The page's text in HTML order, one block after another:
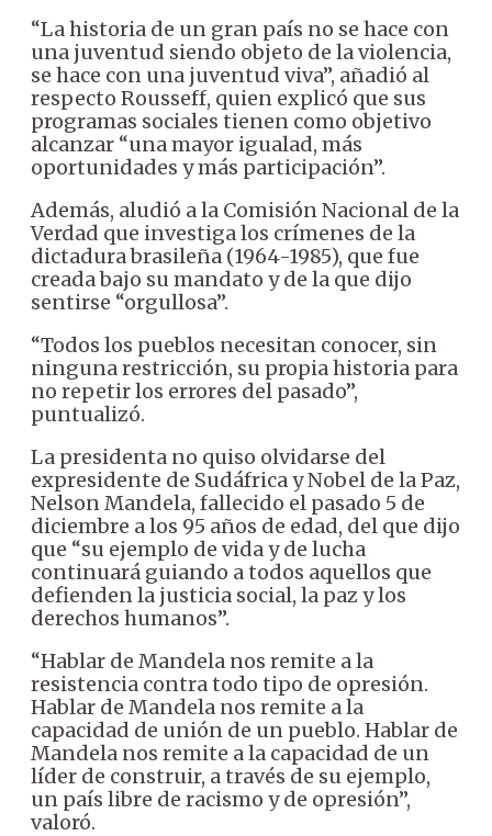
“La historia de un gran país no se hace con
una juventud siendo objeto de la violencia,
se hace con una juventud viva”, añadió al
respecto Rousseff, quien explicó que sus
programas sociales tienen como objetivo
alcanzar “una mayor igualad, más
oportunidades y más participación”.
Además, aludió a la Comisión Nacional de la
Verdad que investiga los crímenes de la
dictadura brasileña (1964-1985), que fue
creada bajo su mandato y de la que dijo
sentirse “orgullosa”.
“Todos los pueblos necesitan conocer, sin
ninguna restricción, su propia historia para
no repetir los errores del pasado”,
puntualizó.
La presidenta no quiso olvidarse del
expresidente de Sudáfrica y Nobel de la Paz,
Nelson Mandela, fallecido el pasado 5 de
diciembre a los 95 años de edad, del que dijo
que “su ejemplo de vida y de lucha
continuará guiando a todos aquellos que
defienden la justicia social, la paz y los
derechos humanos”.
“Hablar de Mandela nos remite a la
resistencia contra todo tipo de opresión.
Hablar de Mandela nos remite a la
capacidad de unión de un pueblo. Hablar de
Mandela nos remite a la capacidad de un
líder de construir, a través de su ejemplo,
un país libre de racismo y de opresión”,
valoró.